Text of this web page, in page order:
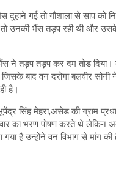
दुहाने गई तो गौशाला से सांप
तो उनकी भैंस तड़प रही थी और
तड़प तड़प कर दम तोड दिया।
बाद वन दरोगा बलवीर
है।
सिंह मेहरा,असेड की ग्राम
का भरण पोषण करते थे
है उन्होंने वन विभाग से मांग की